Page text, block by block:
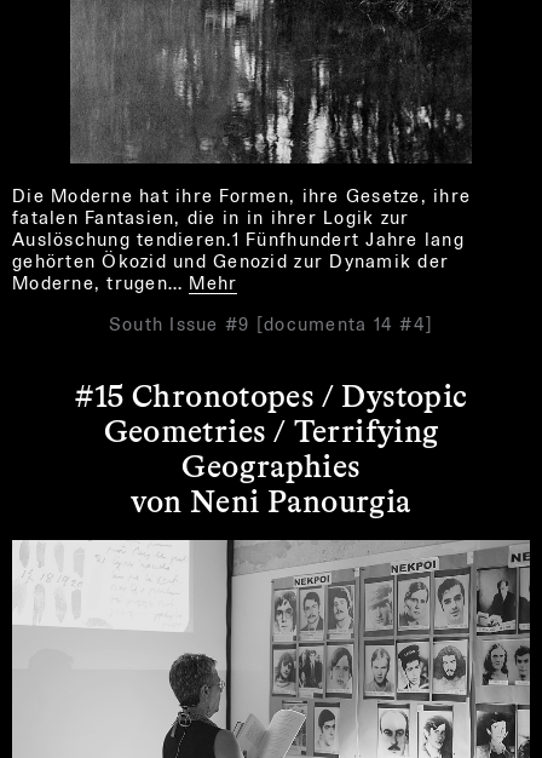
Die Moderne hat ihre Formen, ihre Gesetze, ihre
fatalen Fantasien, die in in ihrer Logik zur
Auslöschung tendieren.1 Fünfhundert Jahre lang
gehörten Ökozid und Genozid zur Dynamik der
Moderne, trugen… Mehr
South Issue #9 [documenta 14 #4]
#15 Chronotopes / Dystopic
Geometries / Terrifying
Geographies
von Νeni Panourgia